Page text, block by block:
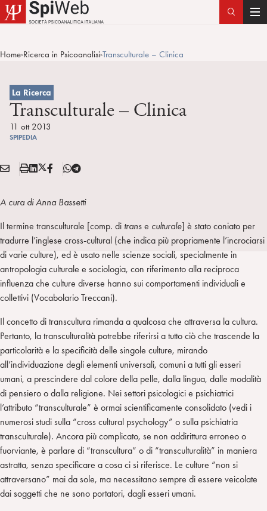
T
Home>Ricerca in Psicoanalisi>Transculturale – Clinica
La Ricerca
Transculturale – Clinica
11 ott 2013
SPIPEDIA
Condividi:
E
A
L
S
p
a
L
n
e
d
i
n
X
T
i
t
t
e
r
F
T
g
r
a
m
A cura di Anna Bassetti
Il termine transculturale [comp. di trans e culturale] è stato coniato per
tradurre l’inglese cross-cultural (che indica più propriamente l’incrociarsi
di varie culture), ed è usato nelle scienze sociali, specialmente in
antropologia culturale e sociologia, con riferimento alla reciproca
influenza che culture diverse hanno sui comportamenti individuali e
collettivi (Vocabolario Treccani).
Il concetto di transcultura rimanda a qualcosa che attraversa la cultura.
Pertanto, la transculturalità potrebbe riferirsi a tutto ciò che trascende la
particolarità e la specificità delle singole culture, mirando
all’individuazione degli elementi universali, comuni a tutti gli esseri
umani, a prescindere dal colore della pelle, dalla lingua, dalle modalità
di pensiero o dalla religione. Nei settori psicologici e psichiatrici
l’attributo “transculturale” è ormai scientificamente consolidato (vedi i
numerosi studi sulla “cross cultural psychology” o sulla psichiatria
transculturale). Ancora più complicato, se non addirittura erroneo o
fuorviante, è parlare di “transcultura” o di “transculturalità” in maniera
astratta, senza specificare a cosa ci si riferisce. Le culture “non si
attraversano” mai da sole, ma necessitano sempre di essere veicolate
dai soggetti che ne sono portatori, dagli esseri umani.